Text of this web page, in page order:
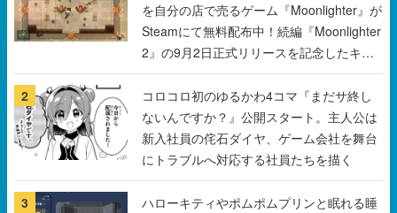
を自分の店で売るゲーム『Moonlighter』が
Steamにて無料配布中！続編『Moonlighter
2』の9月2日正式リリースを記念したキャ
ンペーン
2
コロコロ初のゆるかわ4コマ『まだサ終し
ないんですか？』公開スタート。主人公は
新入社員の侘石ダイヤ、ゲーム会社を舞台
にトラブルへ対応する社員たちを描く
3
ハローキティやポムポムプリンと眠れる睡